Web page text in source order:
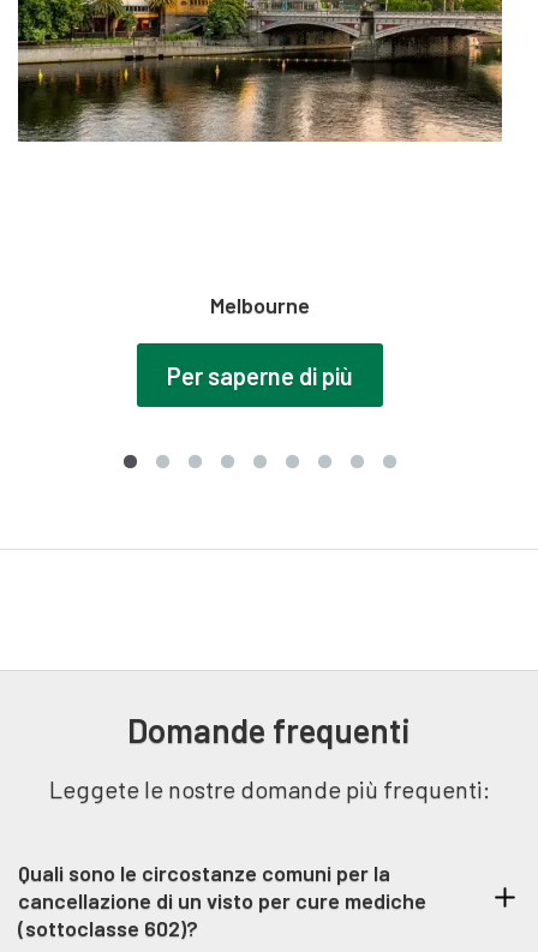
Melbourne
Per saperne di più
Domande frequenti
Leggete le nostre domande più frequenti:
Quali sono le circostanze comuni per la
cancellazione di un visto per cure mediche
(sottoclasse 602)?